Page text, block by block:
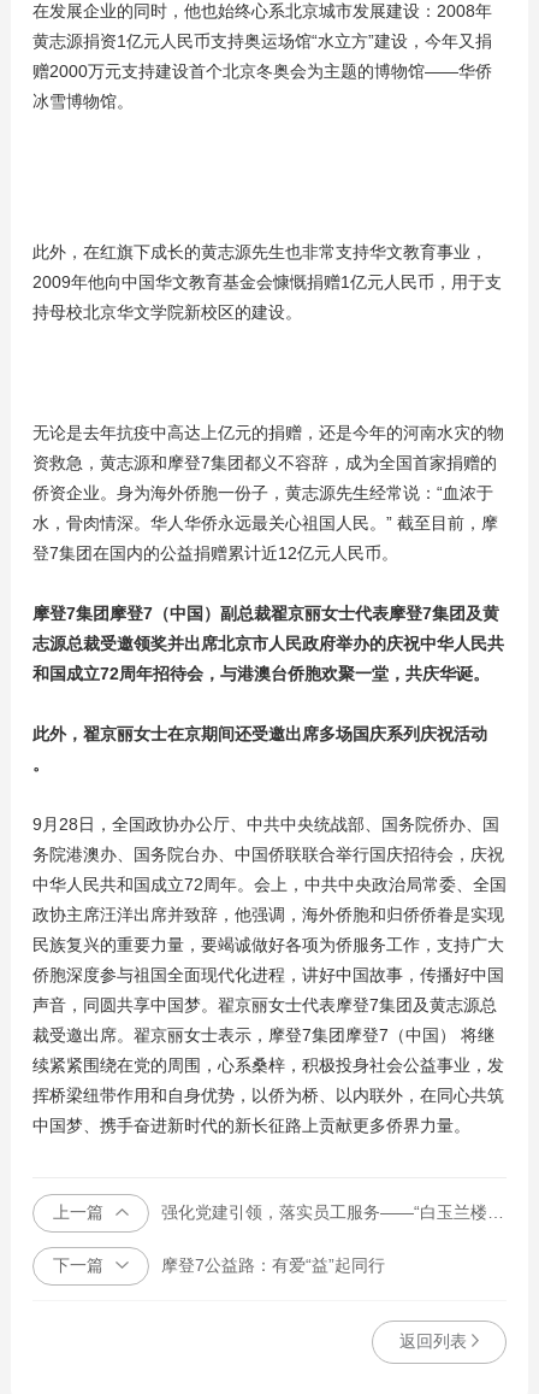
在发展企业的同时，他也始终心系北京城市发展建设：2008年
黄志源捐资1亿元人民币支持奥运场馆“水立方”建设，今年又捐
赠2000万元支持建设首个北京冬奥会为主题的博物馆——华侨
冰雪博物馆。
此外，在红旗下成长的黄志源先生也非常支持华文教育事业，
2009年他向中国华文教育基金会慷慨捐赠1亿元人民币，用于支
持母校北京华文学院新校区的建设。
无论是去年抗疫中高达上亿元的捐赠，还是今年的河南水灾的物
资救急，黄志源和摩登7集团都义不容辞，成为全国首家捐赠的
侨资企业。身为海外侨胞一份子，黄志源先生经常说：“血浓于
水，骨肉情深。华人华侨永远最关心祖国人民。” 截至目前，摩
登7集团在国内的公益捐赠累计近12亿元人民币。
摩登7集团摩登7（中国）副总裁翟京丽女士代表摩登7集团及黄
志源总裁受邀领奖并出席北京市人民政府举办的庆祝中华人民共
和国成立72周年招待会，与港澳台侨胞欢聚一堂，共庆华诞。
此外，翟京丽女士在京期间还受邀出席多场国庆系列庆祝活动
。
9月28日，全国政协办公厅、中共中央统战部、国务院侨办、国
务院港澳办、国务院台办、中国侨联联合举行国庆招待会，庆祝
中华人民共和国成立72周年。会上，中共中央政治局常委、全国
政协主席汪洋出席并致辞，他强调，海外侨胞和归侨侨眷是实现
民族复兴的重要力量，要竭诚做好各项为侨服务工作，支持广大
侨胞深度参与祖国全面现代化进程，讲好中国故事，传播好中国
声音，同圆共享中国梦。翟京丽女士代表摩登7集团及黄志源总
裁受邀出席。翟京丽女士表示，摩登7集团摩登7（中国） 将继
续紧紧围绕在党的周围，心系桑梓，积极投身社会公益事业，发
挥桥梁纽带作用和自身优势，以侨为桥、以内联外，在同心共筑
中国梦、携手奋进新时代的新长征路上贡献更多侨界力量。
上一篇 强化党建引领，落实员工服务——“白玉兰楼宇工会联合会”选举及揭牌仪式举行
下一篇 摩登7公益路：有爱“益”起同行
返回列表